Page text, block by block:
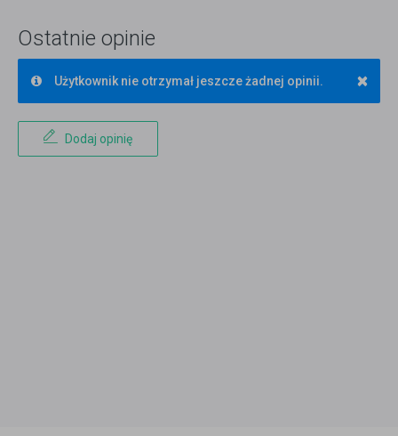
Ostatnie opinie
×
Użytkownik nie otrzymał jeszcze żadnej opinii.
Dodaj opinię